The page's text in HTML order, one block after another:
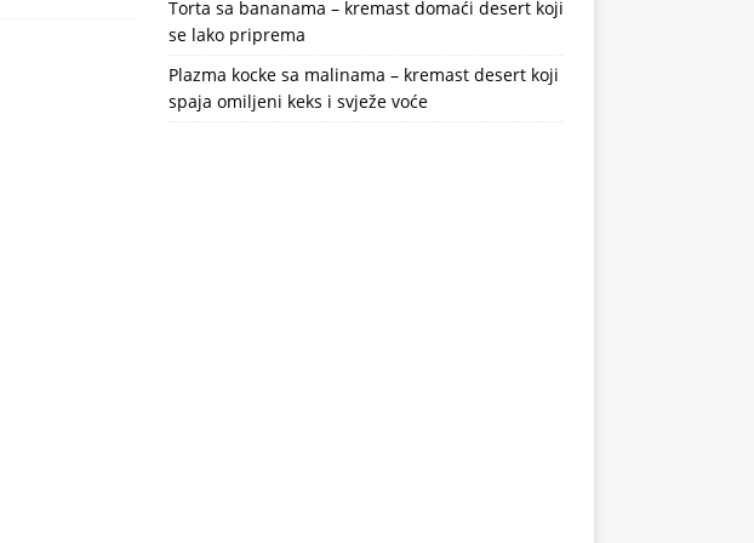
Torta sa bananama – kremast domaći desert koji
se lako priprema
Plazma kocke sa malinama – kremast desert koji
spaja omiljeni keks i svježe voće